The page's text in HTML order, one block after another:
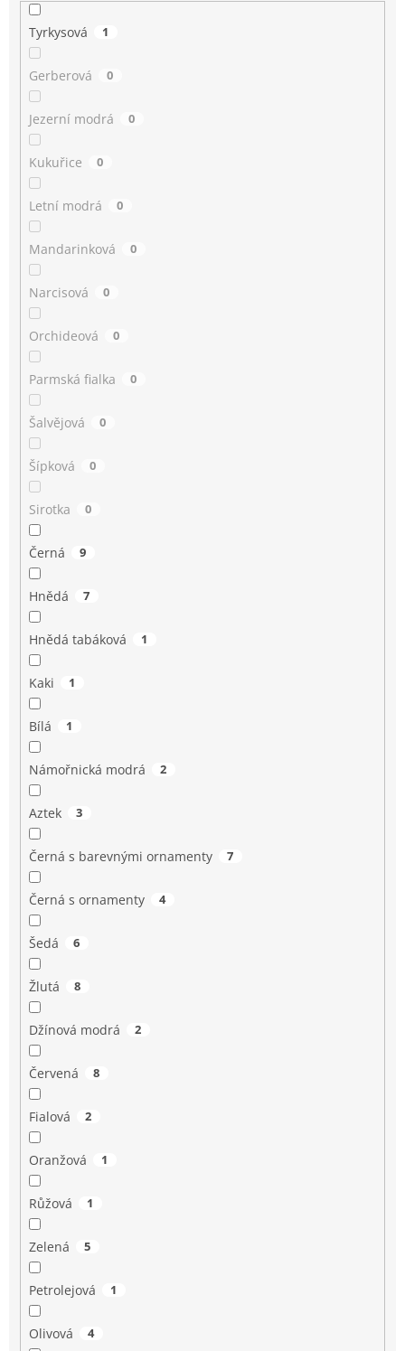
Tyrkysová 1
Gerberová 0
Jezerní modrá 0
Kukuřice 0
Letní modrá 0
Mandarinková 0
Narcisová 0
Orchideová 0
Parmská fialka 0
Šalvějová 0
Šípková 0
Sirotka 0
Černá 9
Hnědá 7
Hnědá tabáková 1
Kaki 1
Bílá 1
Námořnická modrá 2
Aztek 3
Černá s barevnými ornamenty 7
Černá s ornamenty 4
Šedá 6
Žlutá 8
Džínová modrá 2
Červená 8
Fialová 2
Oranžová 1
Růžová 1
Zelená 5
Petrolejová 1
Olivová 4